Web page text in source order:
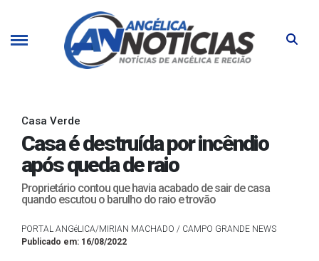
Casa Verde
Casa é destruída por incêndio
após queda de raio
Proprietário contou que havia acabado de sair de casa
quando escutou o barulho do raio e trovão
PORTAL ANGéLICA/MIRIAN MACHADO / CAMPO GRANDE NEWS
Publicado em: 16/08/2022